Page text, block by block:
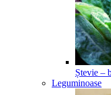
Ștevie –
Leguminoase